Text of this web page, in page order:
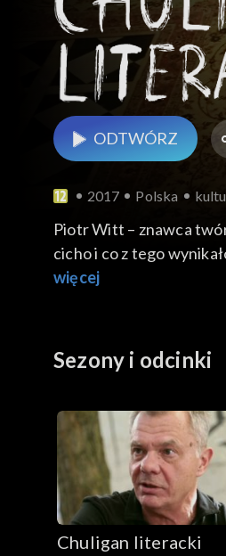
ODTWÓRZ
2017 Polska
Piotr Witt – znawca
cicho i co z tego
więcej
Sezony i odcinki
Chuligan literacki